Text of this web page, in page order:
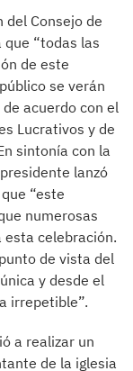
del Consejo de
que “todas las
de este
se verán
acuerdo con el
Lucrativos y de
sintonía con la
lanzó
“este
numerosas
esta celebración.
de vista del
y desde el
irrepetible”.
a realizar un
de la iglesia